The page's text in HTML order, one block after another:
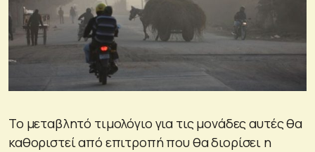
Το μεταβλητό τιμολόγιο για τις μονάδες αυτές θα
καθοριστεί από επιτροπή που θα διορίσει η